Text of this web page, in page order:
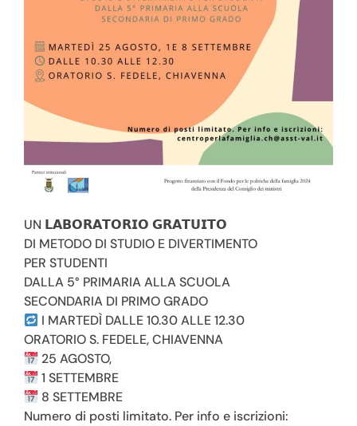
Alcuni bottoni potrebbero dei nomi non
In alcuni casi i campi dei form potrebbero non
avere la possibilità di autocomplete
Alcuni elementi del form potrebbero non avere
un nome accessibile
accessibilità non elencati in questa lista.
Redazione della dichiarazione di
accessibilità
La presente dichiarazione è stata redatta il 10/04/2026.
La valutazione è stata effettuata da terzi.
UN 𝗟𝗔𝗕𝗢𝗥𝗔𝗧𝗢𝗥𝗜𝗢 𝗚𝗥𝗔𝗧𝗨𝗜𝗧𝗢
DI METODO DI STUDIO E DIVERTIMENTO
PER STUDENTI
DALLA 5° PRIMARIA ALLA SCUOLA
SECONDARIA DI PRIMO GRADO
I MARTEDÌ DALLE 10.30 ALLE 12.30
ORATORIO S. FEDELE, CHIAVENNA
25 AGOSTO,
1 SETTEMBRE
8 SETTEMBRE
Numero di posti limitato. Per info e iscrizioni: